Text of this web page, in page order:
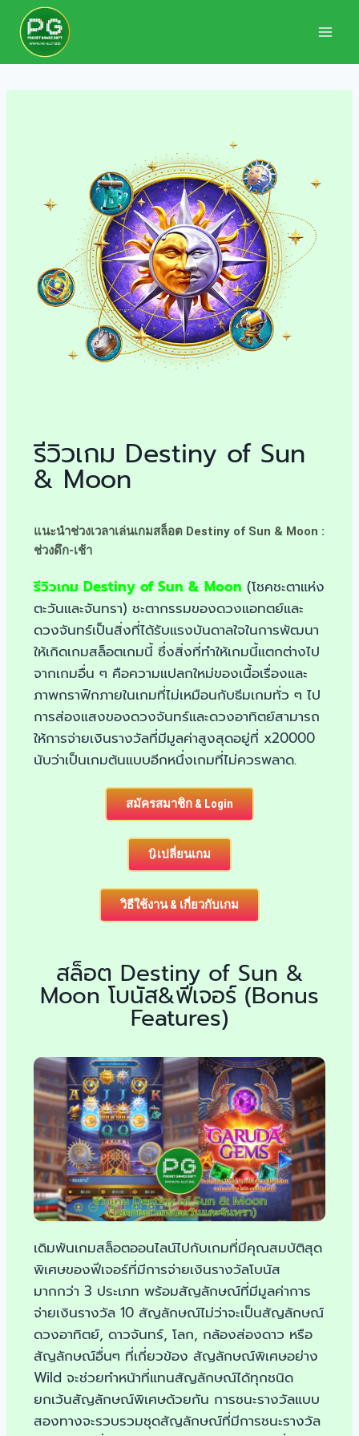
รีวิวเกม Destiny of Sun
& Moon
แนะนำช่วงเวลาเล่นเกมสล็อต Destiny of Sun & Moon :
ช่วงดึก-เช้า
รีวิวเกม Destiny of Sun & Moon (โชคชะตาแห่ง
ตะวันและจันทรา) ชะตากรรมของดวงแอทตย์และ
ดวงจันทร์เป็นสิ่งที่ได้รับแรงบันดาลใจในการพัฒนา
ให้เกิดเกมสล็อตเกมนี้ ซึ่งสิ่งที่ทำให้เกมนี้แตกต่างไป
จากเกมอื่น ๆ คือความแปลกใหม่ของเนื้อเรื่องและ
ภาพกราฟิกภายในเกมที่ไม่เหมือนกับธีมเกมทั่ว ๆ ไป
การส่องแสงของดวงจันทร์และดวงอาทิตย์สามารถ
ให้การจ่ายเงินรางวัลที่มีมูลค่าสูงสุดอยู่ที่ x20000
นับว่าเป็นเกมต้นแบบอีกหนึ่งเกมที่ไม่ควรพลาด.
สมัครสมาชิก & Login
🔃เปลี่ยนเกม
วิธีใช้งาน & เกี่ยวกับเกม
สล็อต Destiny of Sun &
Moon โบนัส&ฟีเจอร์ (Bonus
Features)
เดิมพันเกมสล็อตออนไลน์ไปกับเกมที่มีคุณสมบัติสุด
พิเศษของฟีเจอร์ที่มีการจ่ายเงินรางวัลโบนัส
มากกว่า 3 ประเภท พร้อมสัญลักษณ์ที่มีมูลค่าการ
จ่ายเงินรางวัล 10 สัญลักษณ์ไม่ว่าจะเป็นสัญลักษณ์
ดวงอาทิตย์, ดาวจันทร์, โลก, กล้องส่องดาว หรือ
สัญลักษณ์อื่นๆ ที่เกี่ยวข้อง สัญลักษณ์พิเศษอย่าง
Wild จะช่วยทำหน้าที่แทนสัญลักษณ์ได้ทุกชนิด
ยกเว้นสัญลักษณ์พิเศษด้วยกัน การชนะรางวัลแบบ
สองทางจะรวบรวมชุดสัญลักษณ์ที่มีการชนะรางวัล